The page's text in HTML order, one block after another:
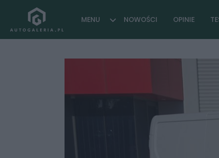
MENU NOWOŚCI OPINIE